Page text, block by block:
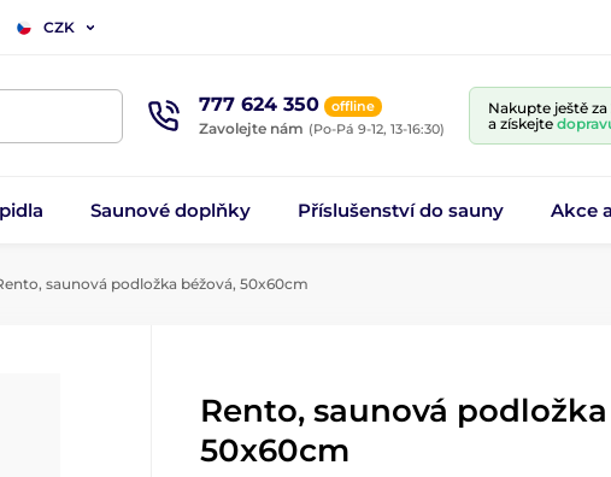
CZK
777 624 350 offline
Zavolejte nám (Po-Pá 9-12, 13-16:30)
Nakupte ještě za
a získejte
Saunové doplňky Příslušenství do sauny Akce
saunová podložka béžová, 50x60cm
Rento, saunová
50x60cm